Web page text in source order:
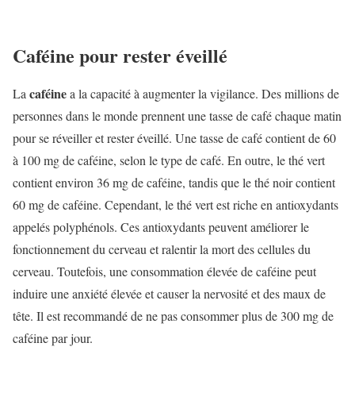
Caféine pour rester éveillé
La caféinea la capacité à augmenter la vigilance. Des millions de
personnes dans le monde prennent une tasse de café chaque matin
pour se réveiller et rester éveillé. Une tasse de café contient de 60
à 100 mg de caféine, selon le type de café. En outre, le thé vert
contient environ 36 mg de caféine, tandis que le thé noir contient
60 mg de caféine. Cependant, le thé vert est riche en antioxydants
appelés polyphénols. Ces antioxydants peuvent améliorer le
fonctionnement du cerveau et ralentir la mort des cellules du
cerveau. Toutefois, une consommation élevée de caféine peut
induire une anxiété élevée et causer la nervosité et des maux de
tête. Il est recommandé de ne pas consommer plus de 300 mg de
caféine par jour.